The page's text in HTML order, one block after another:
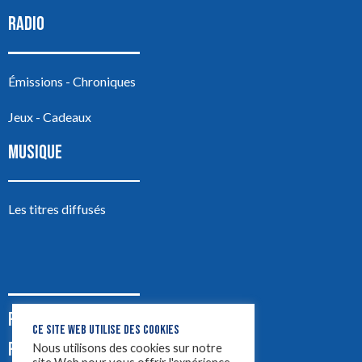
RADIO
Émissions - Chroniques
Jeux - Cadeaux
MUSIQUE
Les titres diffusés
PODCASTS
PUB
CE SITE WEB UTILISE DES COOKIES
Nous utilisons des cookies sur notre